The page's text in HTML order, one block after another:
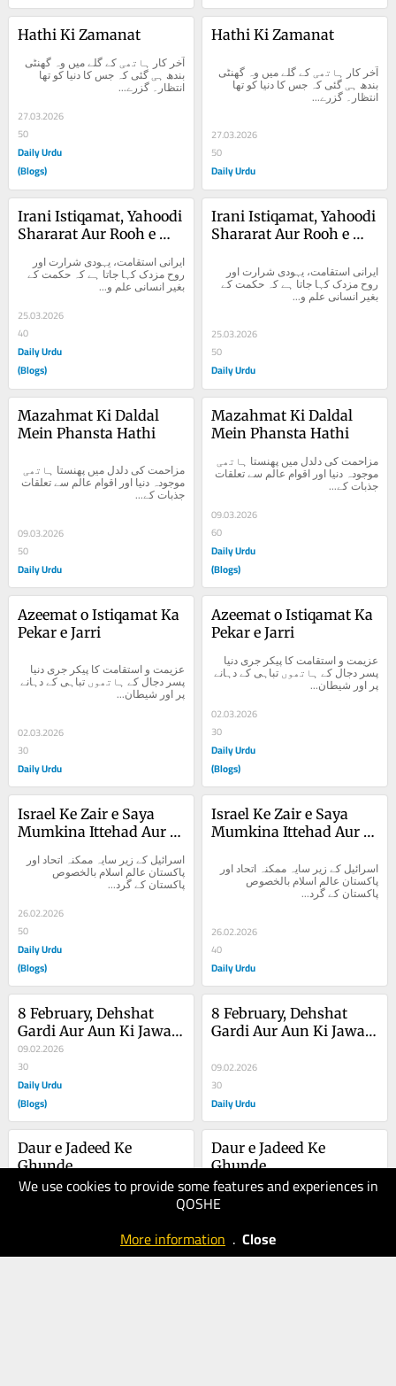
We use cookies to provide some features and experiences in
QOSHE
More information . Close
Hathi Ki Zamanat
انتظار۔ گزرے...
27.03.2026
50
Daily Urdu
(Blogs)
Hathi Ki Zamanat
انتظار۔ گزرے...
27.03.2026
50
Daily Urdu
Irani Istiqamat, Yahoodi
Shararat Aur Rooh e
بغیر انسانی علم و...
25.03.2026
40
Daily Urdu
(Blogs)
Irani Istiqamat, Yahoodi
Shararat Aur Rooh e
بغیر انسانی علم و...
25.03.2026
50
Daily Urdu
Mazahmat Ki Daldal
Mein Phansta Hathi
جذبات کے...
09.03.2026
50
Daily Urdu
Mazahmat Ki Daldal
Mein Phansta Hathi
جذبات کے...
09.03.2026
60
Daily Urdu
(Blogs)
Azeemat o Istiqamat Ka
Pekar e Jarri
پر اور شیطان...
02.03.2026
30
Daily Urdu
Azeemat o Istiqamat Ka
Pekar e Jarri
پر اور شیطان...
02.03.2026
30
Daily Urdu
(Blogs)
Israel Ke Zair e Saya
Mumkina Ittehad Aur
پاکستان کے گرد...
26.02.2026
50
Daily Urdu
(Blogs)
Israel Ke Zair e Saya
Mumkina Ittehad Aur
پاکستان کے گرد...
26.02.2026
40
Daily Urdu
8 February, Dehshat
Gardi Aur Aun Ki Jawan
Mardi
09.02.2026
30
Daily Urdu
(Blogs)
8 February, Dehshat
Gardi Aur Aun Ki Jawan
09.02.2026
30
Daily Urdu
Daur e Jadeed Ke
Ghunde
03.02.2026
Daur e Jadeed Ke
Ghunde
03.02.2026
Daily Urdu